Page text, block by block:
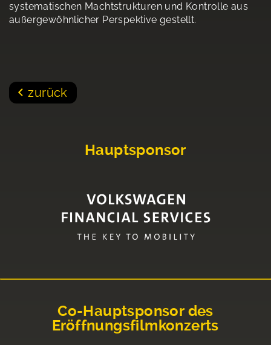
systematischen Machtstrukturen und Kontrolle aus
außergewöhnlicher Perspektive gestellt.
zurück
Hauptsponsor
Co-Hauptsponsor des
Eröffnungsfilmkonzerts